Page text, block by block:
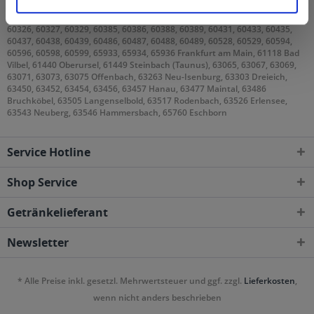
60308, 60311, 60313, 60314, 60316, 60318, 60320, 60322, 60323, 60325,
60326, 60327, 60329, 60385, 60386, 60388, 60389, 60431, 60433, 60435,
60437, 60438, 60439, 60486, 60487, 60488, 60489, 60528, 60529, 60594,
60596, 60598, 60599, 65933, 65934, 65936 Frankfurt am Main, 61118 Bad
Vilbel, 61440 Oberursel, 61449 Steinbach (Taunus), 63065, 63067, 63069,
63071, 63073, 63075 Offenbach, 63263 Neu-Isenburg, 63303 Dreieich,
63450, 63452, 63454, 63456, 63457 Hanau, 63477 Maintal, 63486
Bruchköbel, 63505 Langenselbold, 63517 Rodenbach, 63526 Erlensee,
63543 Neuberg, 63546 Hammersbach, 65760 Eschborn
Service Hotline
Shop Service
Getränkelieferant
Newsletter
* Alle Preise inkl. gesetzl. Mehrwertsteuer und ggf. zzgl. Lieferkosten,
wenn nicht anders beschrieben